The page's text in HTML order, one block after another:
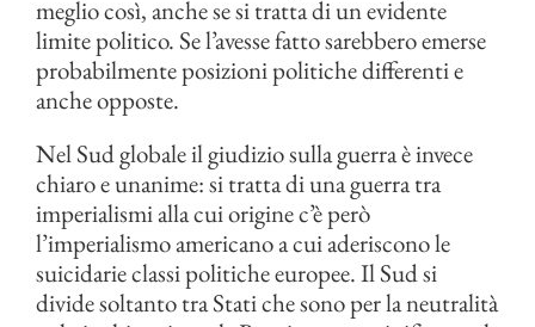
meglio così, anche se si tratta di un evidente
limite politico. Se l’avesse fatto sarebbero emerse
probabilmente posizioni politiche differenti e
anche opposte.
Nel Sud globale il giudizio sulla guerra è invece
chiaro e unanime: si tratta di una guerra tra
imperialismi alla cui origine c’è però
l’imperialismo americano a cui aderiscono le
suicidarie classi politiche europee. Il Sud si
divide soltanto tra Stati che sono per la neutralità